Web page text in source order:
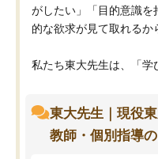
がしたい」「目的意識
的な欲求が見て取れるか
私たち東大先生は、「学
東大先生｜現役
教師・個別指導